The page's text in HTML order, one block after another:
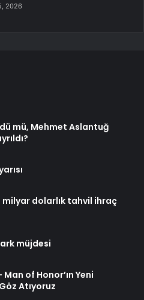
2026
mü, Mehmet Aslantuğ
milyar dolarlık tahvil ihraç
müjdesi
of Honor’ın Yeni
Atıyoruz